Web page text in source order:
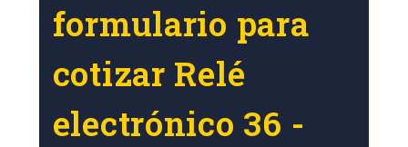
formulario para
cotizar Relé
electrónico 36 -